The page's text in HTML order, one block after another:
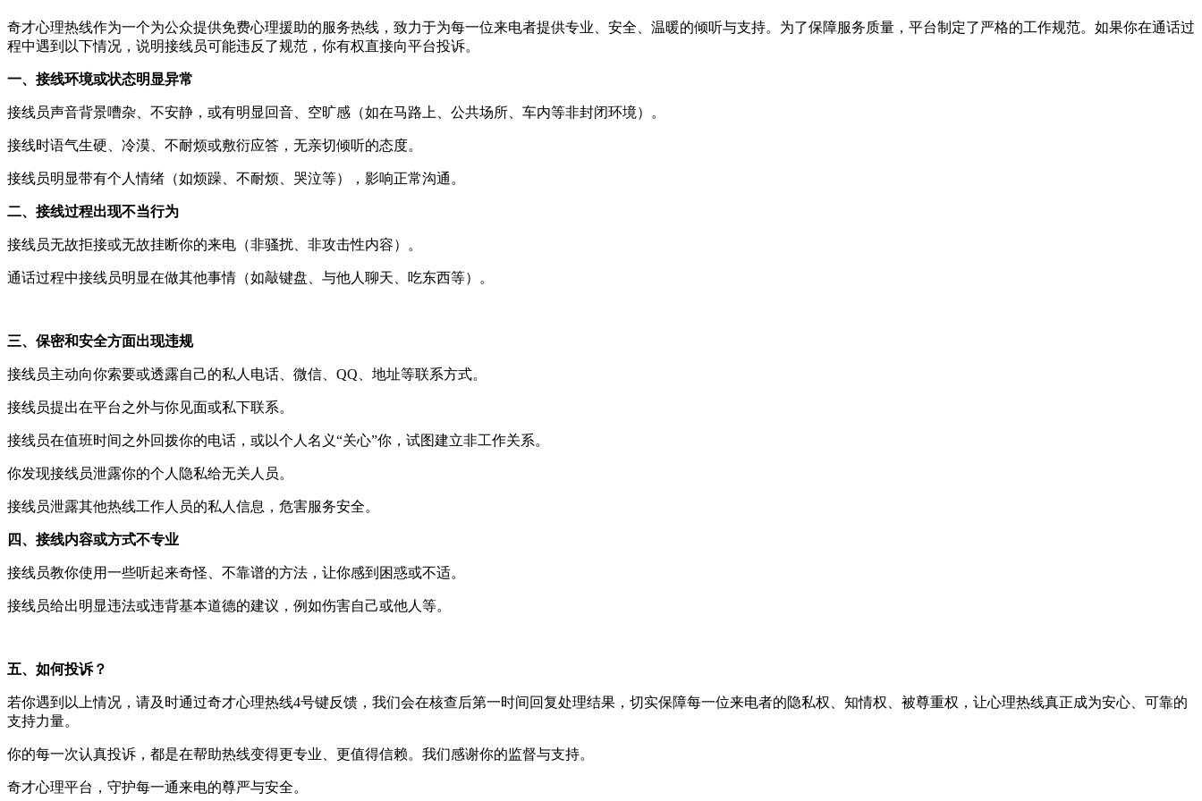
奇才心理热线作为一个为公众提供免费心理援助的服务热线，致力于为每一位来电者提供专业、安全、温暖的倾听与支持。为了保障服务质量，平台制定了严格的工作规范。如果你在通话过
程中遇到以下情况，说明接线员可能违反了规范，你有权直接向平台投诉。
一、接线环境或状态明显异常
接线员声音背景嘈杂、不安静，或有明显回音、空旷感（如在马路上、公共场所、车内等非封闭环境）。
接线时语气生硬、冷漠、不耐烦或敷衍应答，无亲切倾听的态度。
接线员明显带有个人情绪（如烦躁、不耐烦、哭泣等），影响正常沟通。
二、接线过程出现不当行为
接线员无故拒接或无故挂断你的来电（非骚扰、非攻击性内容）。
通话过程中接线员明显在做其他事情（如敲键盘、与他人聊天、吃东西等）。
三、保密和安全方面出现违规
接线员主动向你索要或透露自己的私人电话、微信、QQ、地址等联系方式。
接线员提出在平台之外与你见面或私下联系。
接线员在值班时间之外回拨你的电话，或以个人名义“关心”你，试图建立非工作关系。
你发现接线员泄露你的个人隐私给无关人员。
接线员泄露其他热线工作人员的私人信息，危害服务安全。
四、接线内容或方式不专业
接线员教你使用一些听起来奇怪、不靠谱的方法，让你感到困惑或不适。
接线员给出明显违法或违背基本道德的建议，例如伤害自己或他人等。
五、如何投诉？
若你遇到以上情况，请及时通过奇才心理热线4号键反馈，我们会在核查后第一时间回复处理结果，切实保障每一位来电者的隐私权、知情权、被尊重权，让心理热线真正成为安心、可靠的
支持力量。
你的每一次认真投诉，都是在帮助热线变得更专业、更值得信赖。我们感谢你的监督与支持。
奇才心理平台，守护每一通来电的尊严与安全。